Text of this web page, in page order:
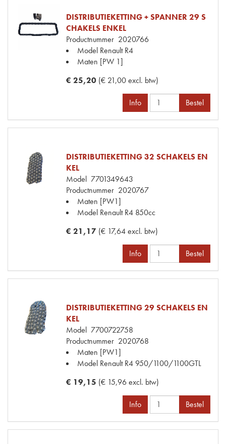
DISTRIBUTIEKETTING + SPANNER 29 S
CHAKELS ENKEL
Productnummer 2020766
Model Renault R4
Maten [PW 1]
€ 25,20 (€ 21,00 excl. btw)
Info Bestel
DISTRIBUTIEKETTING 32 SCHAKELS EN
KEL
Model 7701349643
Productnummer 2020767
Maten [PW1]
Model Renault R4 850cc
€ 21,17 (€ 17,64 excl. btw)
Info Bestel
DISTRIBUTIEKETTING 29 SCHAKELS EN
KEL
Model 7700722758
Productnummer 2020768
Maten [PW1]
Model Renault R4 950/1100/1100GTL
€ 19,15 (€ 15,96 excl. btw)
Info Bestel